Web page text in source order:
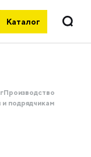
Каталог
Производство
подрядчикам